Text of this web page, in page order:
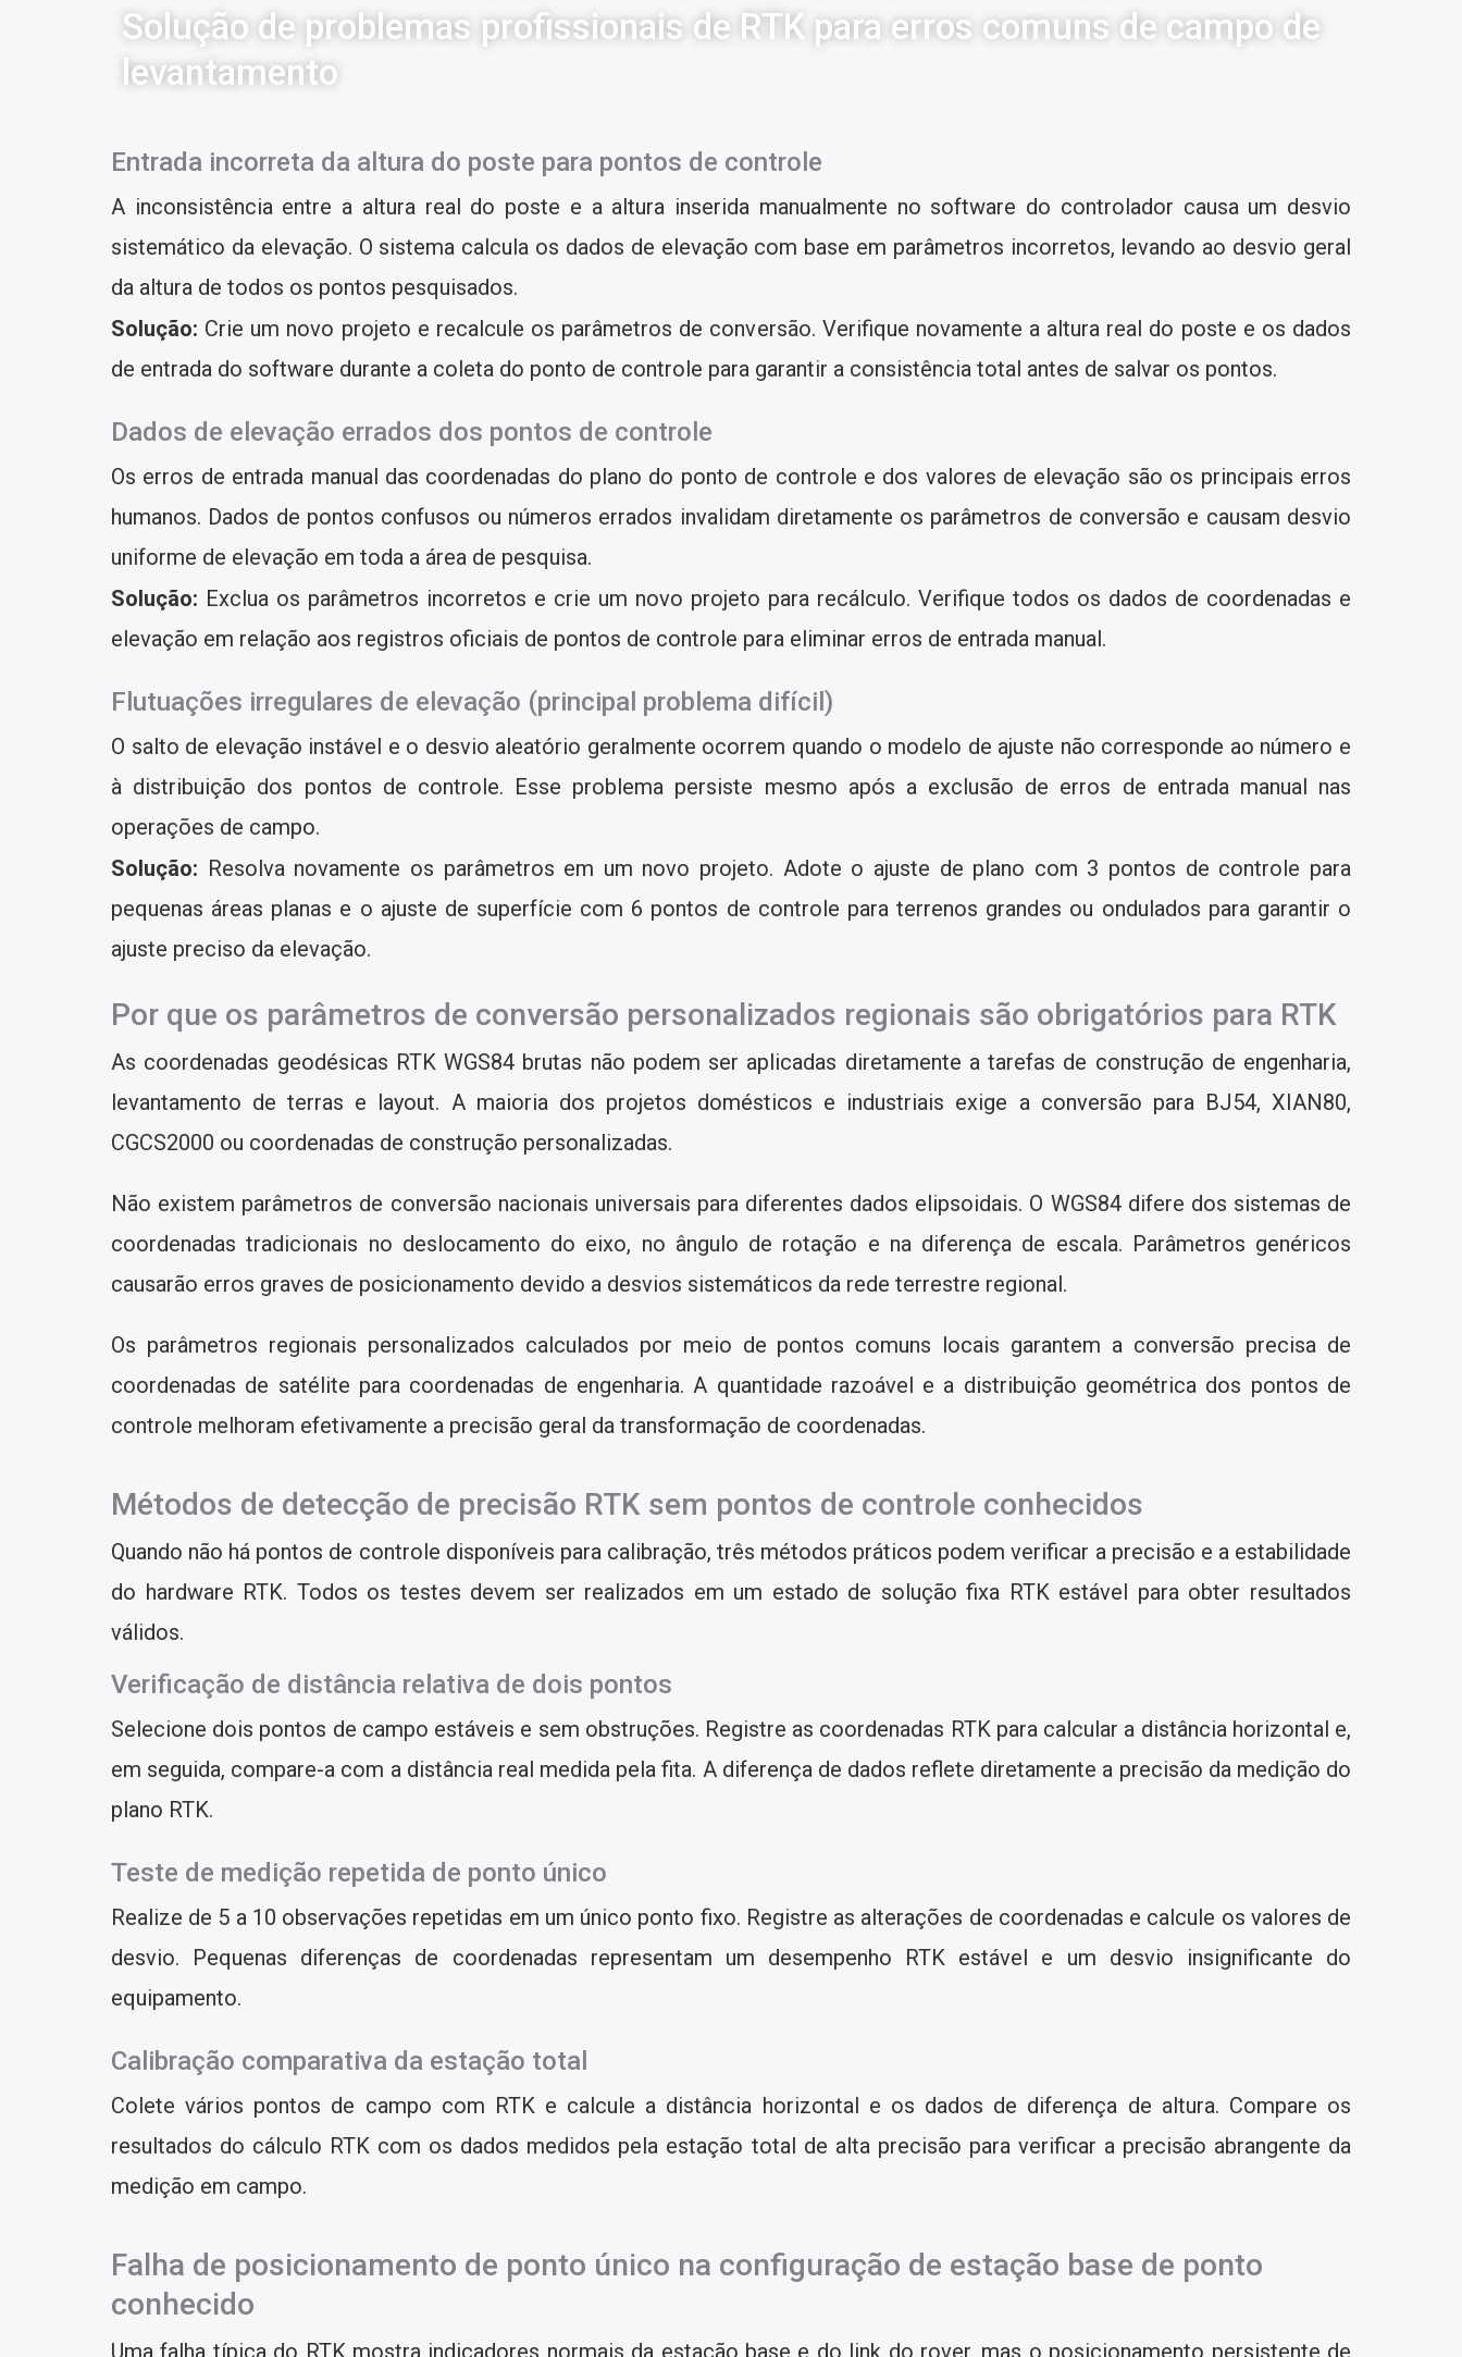
Solução de problemas profissionais de RTK para erros comuns de campo de
levantamento
Entrada incorreta da altura do poste para pontos de controle
A inconsistência entre a altura real do poste e a altura inserida manualmente no software do controlador causa um desvio
sistemático da elevação. O sistema calcula os dados de elevação com base em parâmetros incorretos, levando ao desvio geral
da altura de todos os pontos pesquisados.
Solução: Crie um novo projeto e recalcule os parâmetros de conversão. Verifique novamente a altura real do poste e os dados
de entrada do software durante a coleta do ponto de controle para garantir a consistência total antes de salvar os pontos.
Dados de elevação errados dos pontos de controle
Os erros de entrada manual das coordenadas do plano do ponto de controle e dos valores de elevação são os principais erros
humanos. Dados de pontos confusos ou números errados invalidam diretamente os parâmetros de conversão e causam desvio
uniforme de elevação em toda a área de pesquisa.
Solução: Exclua os parâmetros incorretos e crie um novo projeto para recálculo. Verifique todos os dados de coordenadas e
elevação em relação aos registros oficiais de pontos de controle para eliminar erros de entrada manual.
Flutuações irregulares de elevação (principal problema difícil)
O salto de elevação instável e o desvio aleatório geralmente ocorrem quando o modelo de ajuste não corresponde ao número e
à distribuição dos pontos de controle. Esse problema persiste mesmo após a exclusão de erros de entrada manual nas
operações de campo.
Solução: Resolva novamente os parâmetros em um novo projeto. Adote o ajuste de plano com 3 pontos de controle para
pequenas áreas planas e o ajuste de superfície com 6 pontos de controle para terrenos grandes ou ondulados para garantir o
ajuste preciso da elevação.
Por que os parâmetros de conversão personalizados regionais são obrigatórios para RTK
As coordenadas geodésicas RTK WGS84 brutas não podem ser aplicadas diretamente a tarefas de construção de engenharia,
levantamento de terras e layout. A maioria dos projetos domésticos e industriais exige a conversão para BJ54, XIAN80,
CGCS2000 ou coordenadas de construção personalizadas.
Não existem parâmetros de conversão nacionais universais para diferentes dados elipsoidais. O WGS84 difere dos sistemas de
coordenadas tradicionais no deslocamento do eixo, no ângulo de rotação e na diferença de escala. Parâmetros genéricos
causarão erros graves de posicionamento devido a desvios sistemáticos da rede terrestre regional.
Os parâmetros regionais personalizados calculados por meio de pontos comuns locais garantem a conversão precisa de
coordenadas de satélite para coordenadas de engenharia. A quantidade razoável e a distribuição geométrica dos pontos de
controle melhoram efetivamente a precisão geral da transformação de coordenadas.
Métodos de detecção de precisão RTK sem pontos de controle conhecidos
Quando não há pontos de controle disponíveis para calibração, três métodos práticos podem verificar a precisão e a estabilidade
do hardware RTK. Todos os testes devem ser realizados em um estado de solução fixa RTK estável para obter resultados
válidos.
Verificação de distância relativa de dois pontos
Selecione dois pontos de campo estáveis e sem obstruções. Registre as coordenadas RTK para calcular a distância horizontal e,
em seguida, compare-a com a distância real medida pela fita. A diferença de dados reflete diretamente a precisão da medição do
plano RTK.
Teste de medição repetida de ponto único
Realize de 5 a 10 observações repetidas em um único ponto fixo. Registre as alterações de coordenadas e calcule os valores de
desvio. Pequenas diferenças de coordenadas representam um desempenho RTK estável e um desvio insignificante do
equipamento.
Calibração comparativa da estação total
Colete vários pontos de campo com RTK e calcule a distância horizontal e os dados de diferença de altura. Compare os
resultados do cálculo RTK com os dados medidos pela estação total de alta precisão para verificar a precisão abrangente da
medição em campo.
Falha de posicionamento de ponto único na configuração de estação base de ponto
conhecido
Uma falha típica do RTK mostra indicadores normais da estação base e do link do rover, mas o posicionamento persistente de